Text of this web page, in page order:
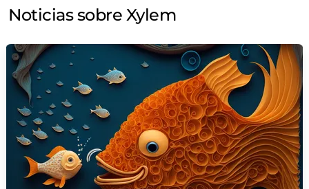
instrumentos de medición de dbo
instrumentos de medición de laboratorio
instrumentos de medición portátiles
jornadas laboratorios
Noticias sobre Xylem